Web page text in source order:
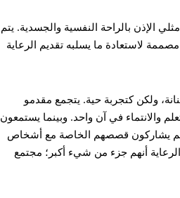
الإذن بالراحة النفسية والجسدية. يتم
لاستعادة ما يسلبه تقديم الرعاية
ولكن كتجربة حية. يتجمع مقدمو
في آن واحد. وبينما يستمعون
يشاركون قصصهم الخاصة مع أشخاص
أنهم جزء من شيء أكبر؛ مجتمع